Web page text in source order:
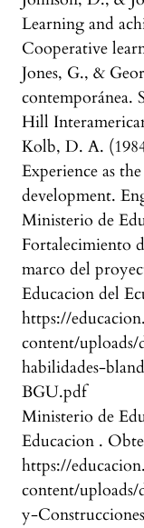
Learning and
Cooperative
Jones, G., &
contemporánea.
Hill
Kolb, D. A.
Experience as
development.
Ministerio de
Fortalecimiento
marco del
Educacion del
https://
content/
habilidades-
BGU.pdf
Ministerio de
Educacion .
https://
content/
y-